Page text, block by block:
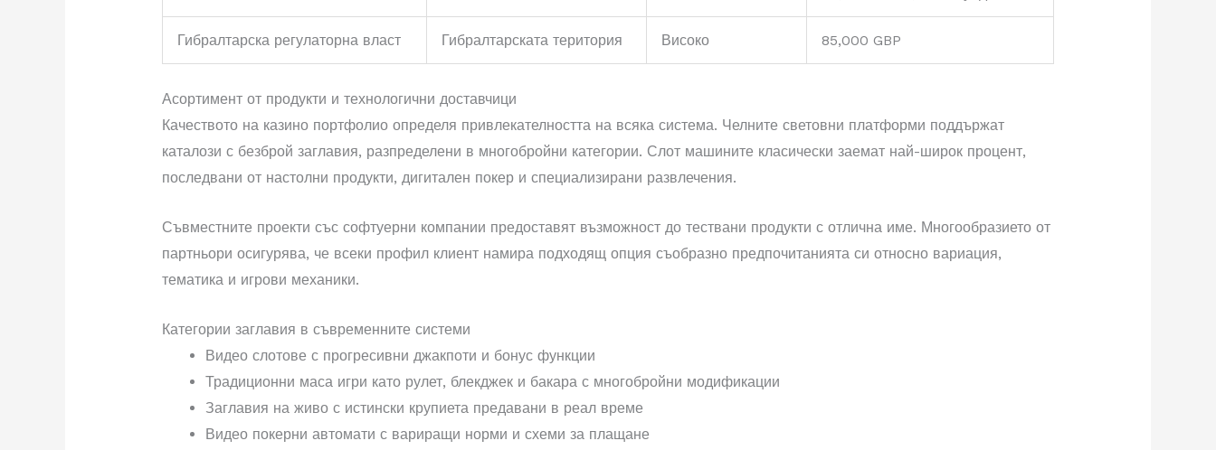
Гибралтарска регулаторна власт Гибралтарската територия Високо 85,000 GBP
Асортимент от продукти и технологични доставчици
Качеството на казино портфолио определя привлекателността на всяка система. Челните световни платформи поддържат
каталози с безброй заглавия, разпределени в многобройни категории. Слот машините класически заемат най-широк процент,
последвани от настолни продукти, дигитален покер и специализирани развлечения.
Съвместните проекти със софтуерни компании предоставят възможност до тествани продукти с отлична име. Многообразието от
партньори осигурява, че всеки профил клиент намира подходящ опция съобразно предпочитанията си относно вариация,
тематика и игрови механики.
Категории заглавия в съвременните системи
Видео слотове с прогресивни джакпоти и бонус функции
Традиционни маса игри като рулет, блекджек и бакара с многобройни модификации
Заглавия на живо с истински крупиета предавани в реал време
Видео покерни автомати с вариращи норми и схеми за плащане